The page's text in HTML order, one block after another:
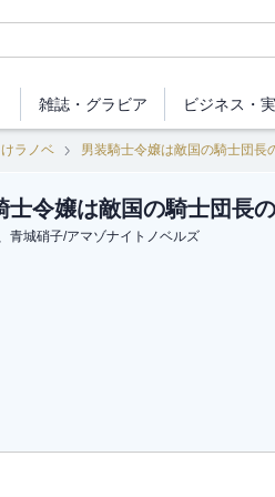
雑誌・ グラビア ビジネス ・
ラノベ 男装騎士令嬢は敵国の騎士団長
士令嬢は敵国の騎士団長
青城硝子/アマゾナイトノベルズ